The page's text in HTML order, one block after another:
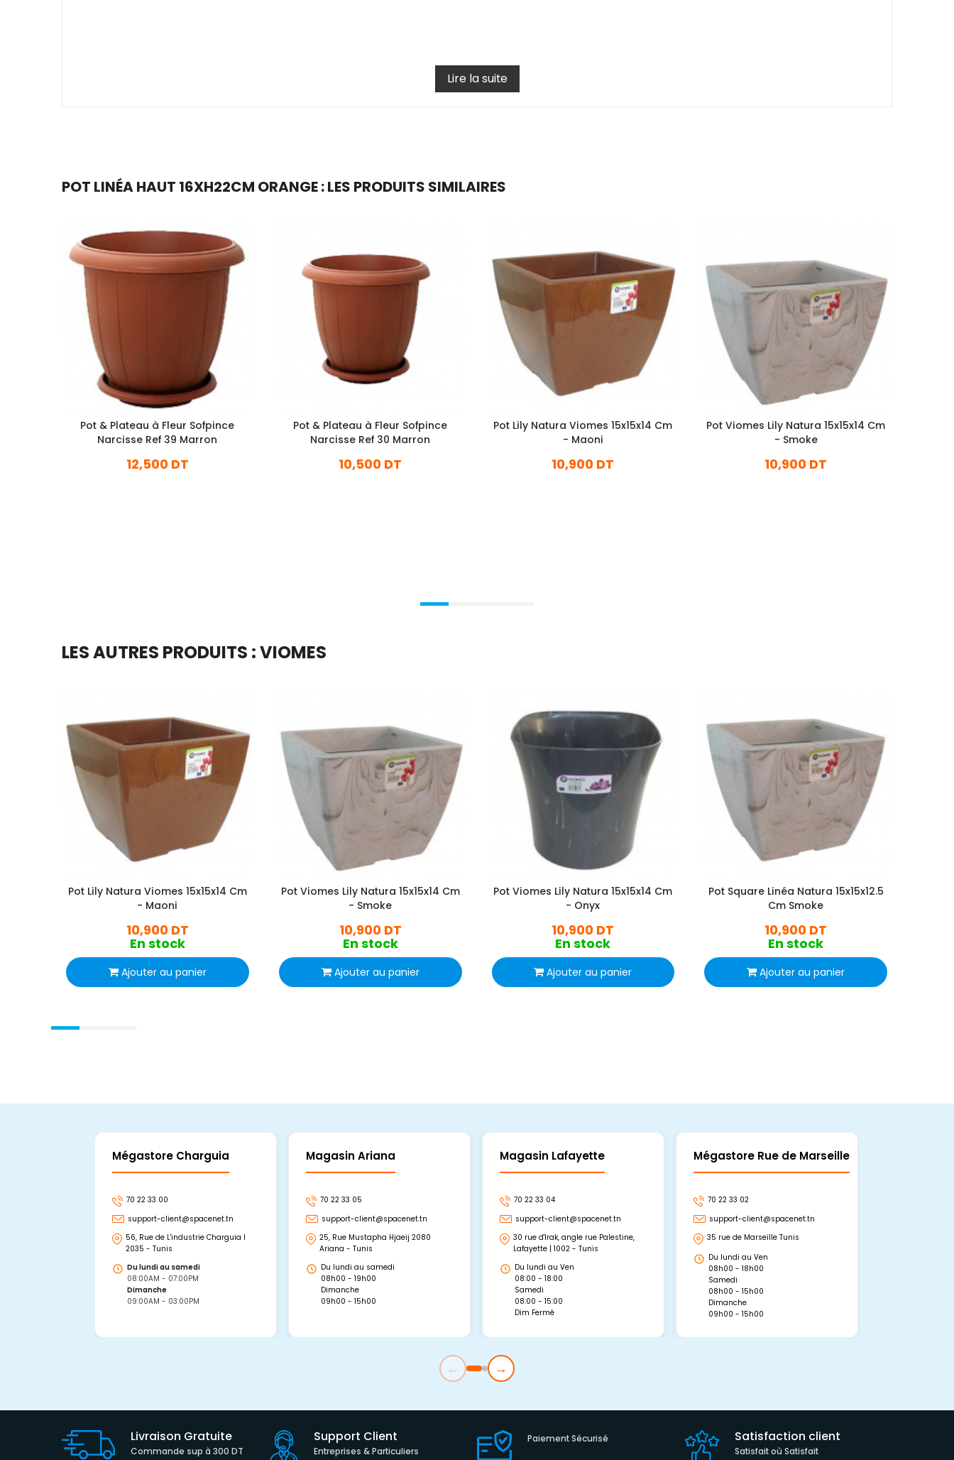
Lire la suite
POT LINÉA HAUT 16XH22CM ORANGE : LES PRODUITS SIMILAIRES
Pot & Plateau à Fleur Sofpince
Narcisse Ref 39 Marron
12,500 DT
Pot & Plateau à Fleur Sofpince
Narcisse Ref 30 Marron
10,500 DT
Pot Lily Natura Viomes 15x15x14 Cm
- Maoni
10,900 DT
Pot Viomes Lily Natura 15x15x14 Cm
- Smoke
10,900 DT
LES AUTRES PRODUITS : VIOMES
Pot Lily Natura Viomes 15x15x14 Cm
- Maoni
10,900 DT
En stock
Ajouter au panier
Pot Viomes Lily Natura 15x15x14 Cm
- Smoke
10,900 DT
En stock
Ajouter au panier
Pot Viomes Lily Natura 15x15x14 Cm
- Onyx
10,900 DT
En stock
Ajouter au panier
Pot Square Linéa Natura 15x15x12.5
Cm Smoke
10,900 DT
En stock
Ajouter au panier
Mégastore Charguia
70 22 33 00
support-client@spacenet.tn
56, Rue de L'industrie Charguia I
2035 - Tunis
Du lundi au samedi
08:00AM - 07:00PM
Dimanche
09:00AM - 03:00PM
Magasin Ariana
70 22 33 05
support-client@spacenet.tn
25, Rue Mustapha Hjaeij 2080
Ariana - Tunis
Du lundi au samedi
08h00 - 19h00
Dimanche
09h00 - 15h00
Magasin Lafayette
70 22 33 04
support-client@spacenet.tn
30 rue d'Irak, angle rue Palestine,
Lafayette | 1002 - Tunis
Du lundi au Ven
08:00 - 18:00
Samedi
08:00 - 15:00
Dim Fermé
Mégastore Rue de Marseille
70 22 33 02
support-client@spacenet.tn
35 rue de Marseille Tunis
Du lundi au Ven
08h00 - 18h00
Samedi
08h00 - 15h00
Dimanche
09h00 - 15h00
← →
Livraison Gratuite
Commande sup à 300 DT
Support Client
Entreprises & Particuliers
Paiement Sécurisé Satisfaction client
Satisfait où Satisfait